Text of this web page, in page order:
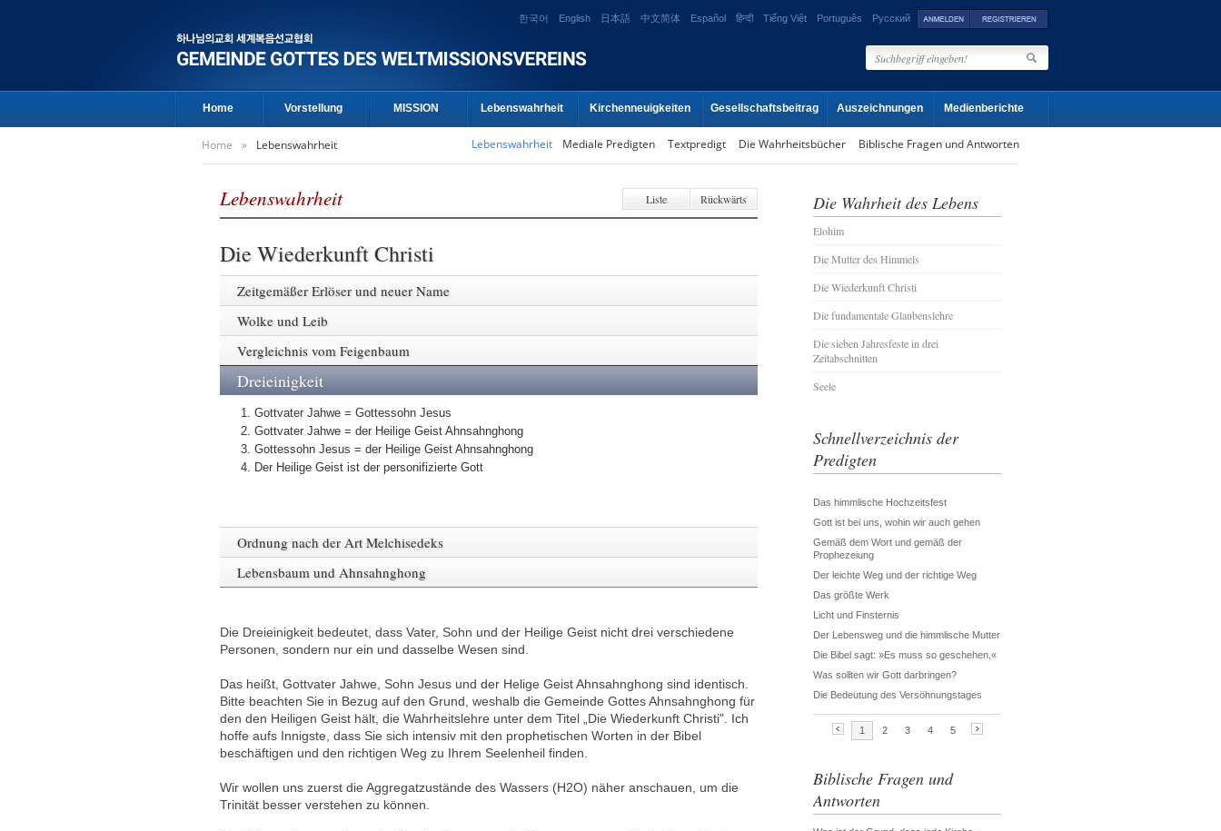
한국어 English 日本語 中文简体 Español हिन्दी Tiếng Việt Português Русский
Home Vorstellung MISSION Lebenswahrheit Kirchenneuigkeiten Gesellschaftsbeitrag Auszeichnungen Medienberichte
Home » Lebenswahrheit Lebenswahrheit Mediale Predigten Textpredigt Die Wahrheitsbücher Biblische Fragen und Antworten
Lebenswahrheit Liste Rückwärts
Die Wiederkunft Christi
Zeitgemäßer Erlöser und neuer Name
Wolke und Leib
Vergleichnis vom Feigenbaum
Dreieinigkeit
1. Gottvater Jahwe = Gottessohn Jesus
2. Gottvater Jahwe = der Heilige Geist Ahnsahnghong
3. Gottessohn Jesus = der Heilige Geist Ahnsahnghong
4. Der Heilige Geist ist der personifizierte Gott
Ordnung nach der Art Melchisedeks
Lebensbaum und Ahnsahnghong
Die Dreieinigkeit bedeutet, dass Vater, Sohn und der Heilige Geist nicht drei verschiedene
Personen, sondern nur ein und dasselbe Wesen sind.
Das heißt, Gottvater Jahwe, Sohn Jesus und der Helige Geist Ahnsahnghong sind identisch.
Bitte beachten Sie in Bezug auf den Grund, weshalb die Gemeinde Gottes Ahnsahnghong für
den den Heiligen Geist hält, die Wahrheitslehre unter dem Titel „Die Wiederkunft Christi". Ich
hoffe aufs Innigste, dass Sie sich intensiv mit den prophetischen Worten in der Bibel
beschäftigen und den richtigen Weg zu Ihrem Seelenheil finden.
Wir wollen uns zuerst die Aggregatzustände des Wassers (H2O) näher anschauen, um die
Trinität besser verstehen zu können.
Die Wahrheit des Lebens
Elohim
Die Mutter des Himmels
Die Wiederkunft Christi
Die fundamentale Glaubenslehre
Die sieben Jahresfeste in drei
Zeitabschnitten
Seele